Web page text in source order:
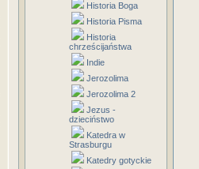
Historia Boga
Historia Pisma
Historia
chrześcijaństwa
Indie
Jerozolima
Jerozolima 2
Jezus -
dzieciństwo
Katedra w
Strasburgu
Katedry gotyckie